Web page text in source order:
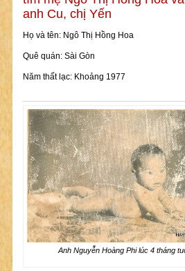
anh Cu, chị Yến
Họ và tên: Ngô Thị Hồng Hoa
Quê quán: Sài Gòn
Năm thất lạc: Khoảng 1977
Anh Nguyễn Hoàng Phi lúc 4 tháng